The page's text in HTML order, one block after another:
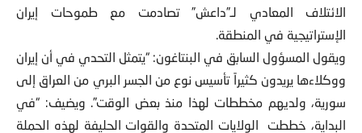
الائتلاف المعادي لـ”داعش” تصادمت مع طموحات إيران
الإستراتيجية في المنطقة.
ويقول المسؤول السابق في البنتاغون: “يتمثل التحدي في أن إيران
ووكلاءها يريدون كثيراً تأسيس نوع من الجسر البري من العراق إلى
سورية، ولديهم مخططات لهذا منذ بعض الوقت”. ويضيف: “في
البداية، خططت الولايات المتحدة والقوات الحليفة لهذه الحملة